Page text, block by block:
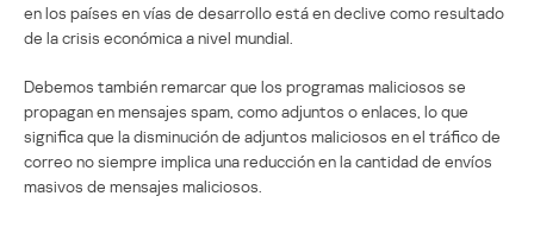
en los países en vías de desarrollo está en declive como resultado
de la crisis económica a nivel mundial.
Debemos también remarcar que los programas maliciosos se
propagan en mensajes spam, como adjuntos o enlaces, lo que
significa que la disminución de adjuntos maliciosos en el tráfico de
correo no siempre implica una reducción en la cantidad de envíos
masivos de mensajes maliciosos.